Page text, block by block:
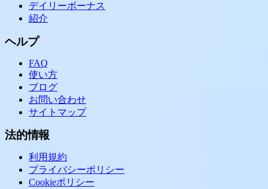
デイリーボーナス
紹介
ヘルプ
FAQ
使い方
ブログ
お問い合わせ
サイトマップ
法的情報
利用規約
プライバシーポリシー
Cookieポリシー